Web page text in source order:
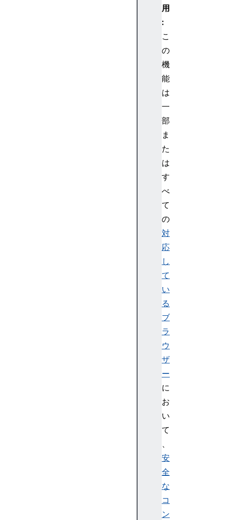
用
:
こ
の
機
能
は
一
部
ま
た
は
す
べ
て
の
対
応
し
て
い
る
ブ
ラ
ウ
ザ
ー
に
お
い
て
、
安
全
な
コ
ン